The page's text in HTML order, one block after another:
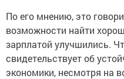
По его мнению, это
возможности найти
зарплатой улучшились.
свидетельствует об
экономики, несмотря на